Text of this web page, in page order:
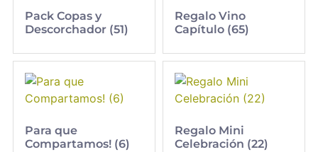
Pack Copas y
Descorchador (51)
Regalo Vino
Capítulo (65)
Para que
Compartamos! (6)
Regalo Mini
Celebración (22)